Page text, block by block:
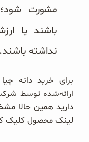
مشورت
باشند یا
نداشته باشند.
برای خرید دانه
دارید همین حالا
لینک محصول کلیک